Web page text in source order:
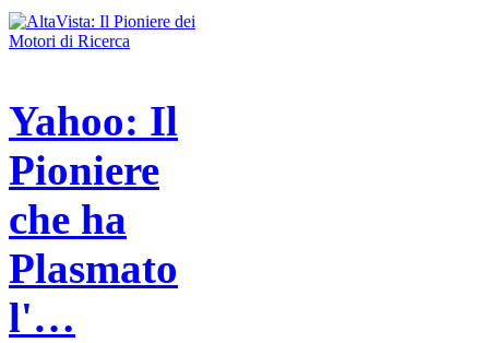
Yahoo: Il
Pioniere
che ha
Plasmato
l'…